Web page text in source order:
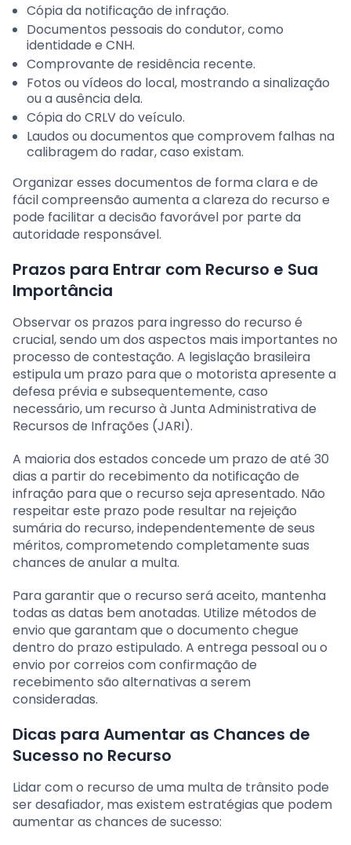
Cópia da notificação de infração.
Documentos pessoais do condutor, como
identidade e CNH.
Comprovante de residência recente.
Fotos ou vídeos do local, mostrando a sinalização
ou a ausência dela.
Cópia do CRLV do veículo.
Laudos ou documentos que comprovem falhas na
calibragem do radar, caso existam.
Organizar esses documentos de forma clara e de
fácil compreensão aumenta a clareza do recurso e
pode facilitar a decisão favorável por parte da
autoridade responsável.
Prazos para Entrar com Recurso e Sua
Importância
Observar os prazos para ingresso do recurso é
crucial, sendo um dos aspectos mais importantes no
processo de contestação. A legislação brasileira
estipula um prazo para que o motorista apresente a
defesa prévia e subsequentemente, caso
necessário, um recurso à Junta Administrativa de
Recursos de Infrações (JARI).
A maioria dos estados concede um prazo de até 30
dias a partir do recebimento da notificação de
infração para que o recurso seja apresentado. Não
respeitar este prazo pode resultar na rejeição
sumária do recurso, independentemente de seus
méritos, comprometendo completamente suas
chances de anular a multa.
Para garantir que o recurso será aceito, mantenha
todas as datas bem anotadas. Utilize métodos de
envio que garantam que o documento chegue
dentro do prazo estipulado. A entrega pessoal ou o
envio por correios com confirmação de
recebimento são alternativas a serem
consideradas.
Dicas para Aumentar as Chances de
Sucesso no Recurso
Lidar com o recurso de uma multa de trânsito pode
ser desafiador, mas existem estratégias que podem
aumentar as chances de sucesso: